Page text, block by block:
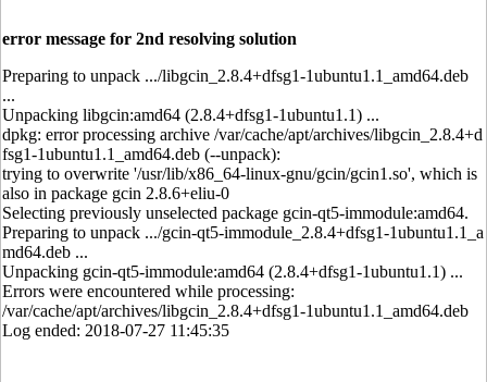
error message for 2nd resolving solution
Preparing to unpack .../libgcin_2.8.4+dfsg1-1ubuntu1.1_amd64.deb
...
Unpacking libgcin:amd64 (2.8.4+dfsg1-1ubuntu1.1) ...
dpkg: error processing archive /var/cache/apt/archives/libgcin_2.8.4+d
fsg1-1ubuntu1.1_amd64.deb (--unpack):
trying to overwrite '/usr/lib/x86_64-linux-gnu/gcin/gcin1.so', which is
also in package gcin 2.8.6+eliu-0
Selecting previously unselected package gcin-qt5-immodule:amd64.
Preparing to unpack .../gcin-qt5-immodule_2.8.4+dfsg1-1ubuntu1.1_a
md64.deb ...
Unpacking gcin-qt5-immodule:amd64 (2.8.4+dfsg1-1ubuntu1.1) ...
Errors were encountered while processing:
/var/cache/apt/archives/libgcin_2.8.4+dfsg1-1ubuntu1.1_amd64.deb
Log ended: 2018-07-27 11:45:35